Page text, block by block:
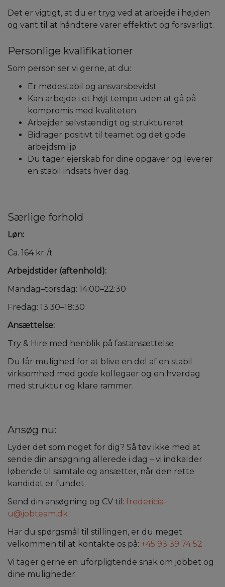
Det er vigtigt, at du er tryg ved at arbejde i højden
og vant til at håndtere varer effektivt og forsvarligt.
Personlige kvalifikationer
Som person ser vi gerne, at du:
Er mødestabil og ansvarsbevidst
Kan arbejde i et højt tempo uden at gå på
kompromis med kvaliteten
Arbejder selvstændigt og struktureret
Bidrager positivt til teamet og det gode
arbejdsmiljø
Du tager ejerskab for dine opgaver og leverer
en stabil indsats hver dag.
Særlige forhold
Løn:
Ca. 164 kr./t
Arbejdstider (aftenhold):
Mandag–torsdag: 14:00–22:30
Fredag: 13:30–18:30
Ansættelse:
Try & Hire med henblik på fastansættelse
Du får mulighed for at blive en del af en stabil
virksomhed med gode kollegaer og en hverdag
med struktur og klare rammer.
Ansøg nu:
Lyder det som noget for dig? Så tøv ikke med at
sende din ansøgning allerede i dag – vi indkalder
løbende til samtale og ansætter, når den rette
kandidat er fundet.
Send din ansøgning og CV til: fredericia-
u@jobteam.dk
Har du spørgsmål til stillingen, er du meget
velkommen til at kontakte os på: +45 93 39 74 52
Vi tager gerne en uforpligtende snak om jobbet og
dine muligheder.